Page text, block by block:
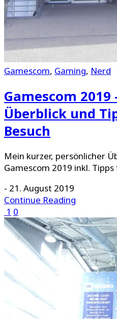
Gamescom, Gaming, Nerd
Gamescom
Überblick und
Besuch
Mein kurzer, persönlicher
Gamescom 2019 inkl.
- 21. August 2019
Continue Reading
1 0